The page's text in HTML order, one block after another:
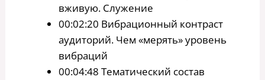
вживую. Служение
00:02:20 Вибрационный контраст
аудиторий. Чем «мерять» уровень
вибраций
00:04:48 Тематический состав